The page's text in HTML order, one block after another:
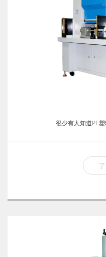
很少有人知道PE